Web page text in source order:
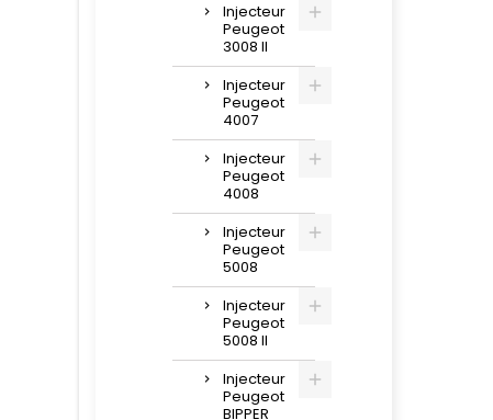
Injecteur
Peugeot
3008 II
Injecteur
Peugeot
4007
Injecteur
Peugeot
4008
Injecteur
Peugeot
5008
Injecteur
Peugeot
5008 II
Injecteur
Peugeot
BIPPER